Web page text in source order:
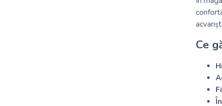
Ce